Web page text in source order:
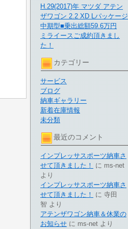
H.29(2017)年 マツダ アテン
ザワゴン 2.2 XD Lパッケージ
中期型■乗出総額59.6万円
ミライースご成約頂きまし
た！
カテゴリー
サービス
ブログ
納車ギャラリー
新着在庫情報
未分類
最近のコメント
インプレッサスポーツ納車さ
せて頂きました！
に ms-net
より
インプレッサスポーツ納車さ
せて頂きました！
に 寺田
智 より
アテンザワゴン納車＆休業の
お知らせ に ms-net より